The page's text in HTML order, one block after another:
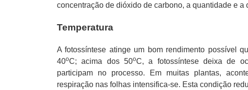
concentração de dióxido de carbono, a quantidade e a
Temperatura
A fotossíntese atinge um bom rendimento possível
40oC; acima dos 50oC, a fotossíntese deixa de
participam no processo. Em muitas plantas,
respiração nas folhas intensifica-se. Esta condição